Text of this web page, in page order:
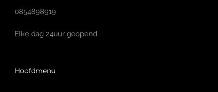
0854898919
Elke dag 24uur geopend.
Hoofdmenu